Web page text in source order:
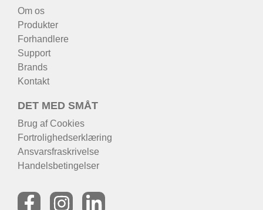
Om os
Produkter
Forhandlere
Support
Brands
Kontakt
DET MED SMÅT
Brug af Cookies
Fortrolighedserklæring
Ansvarsfraskrivelse
Handelsbetingelser